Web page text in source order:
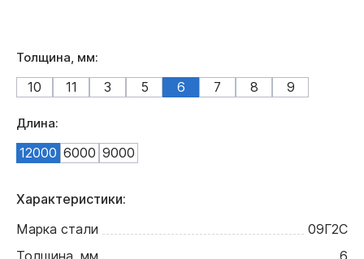
Толщина, мм:
10 11 3 5 6 7 8 9
Длина:
12000 6000 9000
Характеристики:
Марка стали
09Г2С
Толщина, мм
6